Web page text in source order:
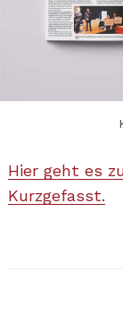
Hier geht es
Kurzgefasst.